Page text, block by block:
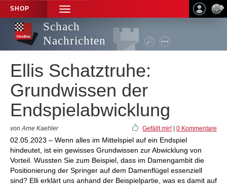
SHOP
TOGGLE
NAVIGATION
Schach
Nachrichten
Ellis Schatztruhe:
Grundwissen der
Endspielabwicklung
von Arne Kaehler Gefällt mir! 0 Kommentare
02.05.2023 – Wenn alles im Mittelspiel auf ein Endspiel
hindeutet, ist ein gewisses Grundwissen zur Abwicklung von
Vorteil. Wussten Sie zum Beispiel, dass im Damengambit die
Positionierung der Springer auf dem Damenflügel essenziell
sind? Elli erklärt uns anhand der Beispielpartie, was es damit auf